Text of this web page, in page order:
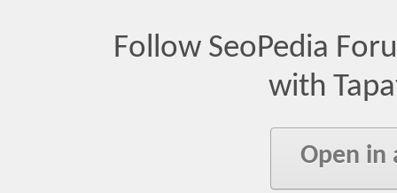
Follow SeoPedia
with
Open in